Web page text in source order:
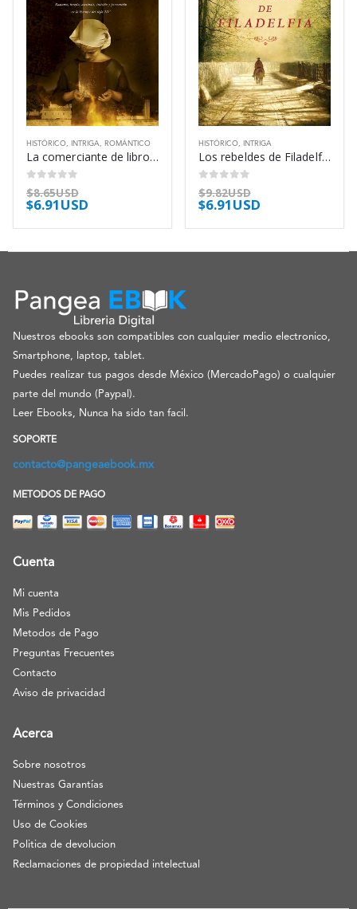
HISTÓRICO, INTRIGA, ROMÁNTICO
La comerciante de libros – Brenda Rickman Vantrease
0out of 5
$8.65USD
$6.91USD
HISTÓRICO, INTRIGA
Los rebeldes de Filadelfia – David Liss
0out of 5
$9.82USD
$6.91USD
Nuestros ebooks son compatibles con cualquier medio electronico,
Smartphone, laptop, tablet.
Puedes realizar tus pagos desde México (MercadoPago) o cualquier
parte del mundo (Paypal).
Leer Ebooks, Nunca ha sido tan facil.
SOPORTE
contacto@pangeaebook.mx
METODOS DE PAGO
Cuenta
Mi cuenta
Mis Pedidos
Metodos de Pago
Preguntas Frecuentes
Contacto
Aviso de privacidad
Acerca
Sobre nosotros
Nuestras Garantías
Términos y Condiciones
Uso de Cookies
Politica de devolucion
Reclamaciones de propiedad intelectual